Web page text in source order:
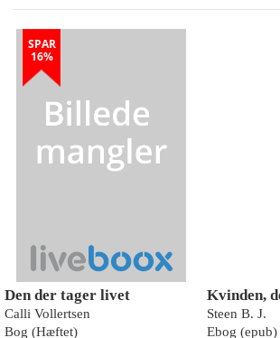
SPAR
16%
Den der tager livet
Calli Vollertsen
Bog (Hæftet)
Steen B. J.
Ebog (epub)